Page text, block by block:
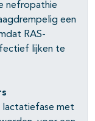
nefropathie
een
RAS-
lijken te
lactatiefase met